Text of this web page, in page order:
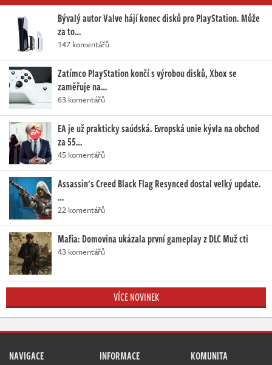
Bývalý autor Valve hájí konec disků pro PlayStation. Může
za to…
147 komentářů
Zatímco PlayStation končí s výrobou disků, Xbox se
zaměřuje na…
63 komentářů
EA je už prakticky saúdská. Evropská unie kývla na obchod
za 55…
45 komentářů
Assassin's Creed Black Flag Resynced dostal velký update.
…
22 komentářů
Mafia: Domovina ukázala první gameplay z DLC Muž cti
43 komentářů
VÍCE NOVINEK
NAVIGACE INFORMACE KOMUNITA